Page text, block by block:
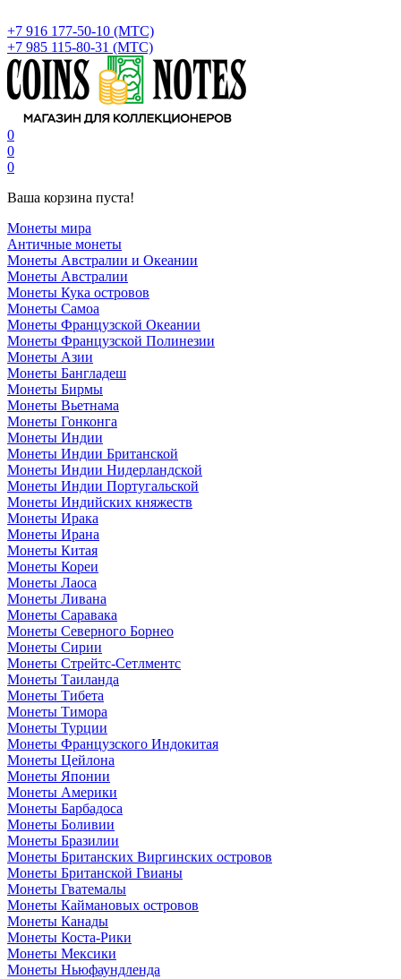
+7 916 177-50-10 (МТС)
+7 985 115-80-31 (МТС)
0
0
0
Ваша корзина пуста!
Монеты мира
Античные монеты
Монеты Австралии и Океании
Монеты Австралии
Монеты Кука островов
Монеты Самоа
Монеты Французской Океании
Монеты Французской Полинезии
Монеты Азии
Монеты Бангладеш
Монеты Бирмы
Монеты Вьетнама
Монеты Гонконга
Монеты Индии
Монеты Индии Британской
Монеты Индии Нидерландской
Монеты Индии Португальской
Монеты Индийских княжеств
Монеты Ирака
Монеты Ирана
Монеты Китая
Монеты Кореи
Монеты Лаоса
Монеты Ливана
Монеты Саравака
Монеты Северного Борнео
Монеты Сирии
Монеты Стрейтс-Сетлментс
Монеты Таиланда
Монеты Тибета
Монеты Тимора
Монеты Турции
Монеты Французского Индокитая
Монеты Цейлона
Монеты Японии
Монеты Америки
Монеты Барбадоса
Монеты Боливии
Монеты Бразилии
Монеты Британских Виргинских островов
Монеты Британской Гвианы
Монеты Гватемалы
Монеты Каймановых островов
Монеты Канады
Монеты Коста-Рики
Монеты Мексики
Монеты Ньюфаундленда